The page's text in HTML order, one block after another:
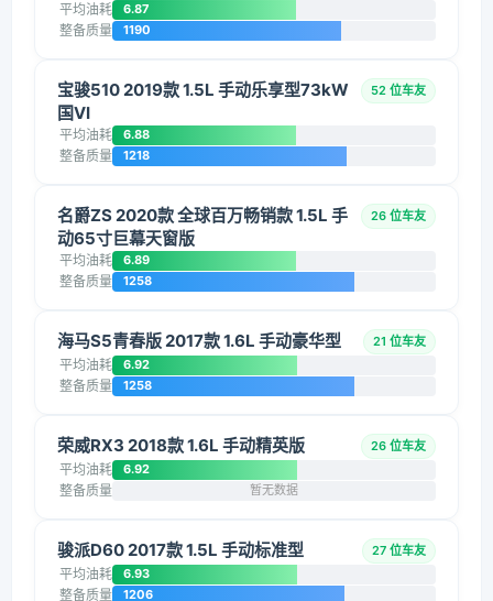
平均油耗 6.87
整备质量 1190
宝骏510 2019款 1.5L 手动乐享型73kW
国VI
52 位车友
平均油耗 6.88
整备质量 1218
名爵ZS 2020款 全球百万畅销款 1.5L 手
动65寸巨幕天窗版
26 位车友
平均油耗 6.89
整备质量 1258
海马S5青春版 2017款 1.6L 手动豪华型 21 位车友
平均油耗 6.92
整备质量 1258
荣威RX3 2018款 1.6L 手动精英版 26 位车友
平均油耗 6.92
整备质量 暂无数据
骏派D60 2017款 1.5L 手动标准型 27 位车友
平均油耗 6.93
整备质量 1206